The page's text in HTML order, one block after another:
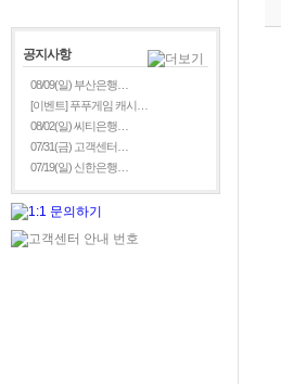
공지사항
08/09(일) 부산은행…
[이벤트] 푸푸게임 캐시…
08/02(일) 씨티은행…
07/31(금) 고객센터…
07/19(일) 신한은행…